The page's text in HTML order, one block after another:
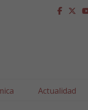
Actualidad